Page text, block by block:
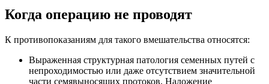
Когда операцию не проводят
К противопоказаниям для такого вмешательства относятся:
Выраженная структурная патология семенных путей с
непроходимостью или даже отсутствием значительной
части семявыносящих протоков. Наложение